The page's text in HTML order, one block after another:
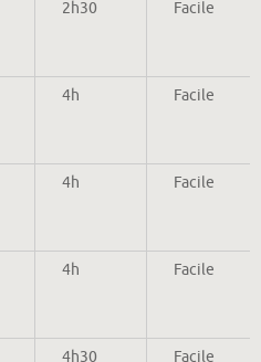
2h30 Facile
4h Facile
4h Facile
4h Facile
4h30 Facile